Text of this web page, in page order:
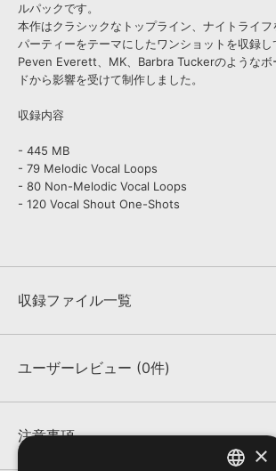
ルパックです。
本作はクラシックなトップライン、ナイトライフ
パーティーをテーマにしたワンショットを収録し
Peven Everett、MK、Barbra Tuckerのようなボ
ドから影響を受けて制作しました。
収録内容
- 445 MB
- 79 Melodic Vocal Loops
- 80 Non-Melodic Vocal Loops
- 120 Vocal Shout One-Shots
収録ファイル一覧
収録ファイル一覧
ユーザーレビュー (0件)
★★★★★
注意事項
×